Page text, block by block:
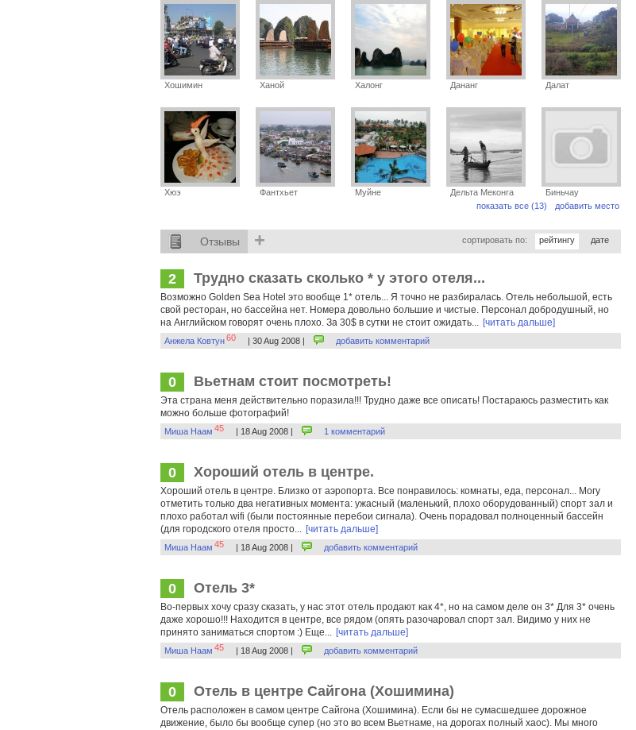
Хошимин Ханой Халонг Дананг Далат
Хюэ Фантхьет Муйне Дельта Меконга
Биньчау
добавить место
показать все (13)
Отзывы + сортировать по: рейтингу дате
2 Трудно сказать сколько * у этого отеля...
Возможно Golden Sea Hotel это вообще 1* отель... Я точно не разбиралась. Отель небольшой, есть
свой ресторан, но бассейна нет. Номера довольно большие и чистые. Персонал добродушный, но
на Английском говорят очень плохо. За 30$ в сутки не стоит ожидать... [читать дальше]
Анжела Ковтун60 | 30 Aug 2008 | добавить комментарий
0 Вьетнам стоит посмотреть!
Эта страна меня действительно поразила!!! Трудно даже все описать! Постараюсь разместить как
можно больше фотографий!
Миша Наам 45 | 18 Aug 2008 | 1 комментарий
0 Хороший отель в центре.
Хороший отель в центре. Близко от аэропорта. Все понравилось: комнаты, еда, персонал... Могу
отметить только два негативных момента: ужасный (маленький, плохо оборудованный) спорт зал и
плохо работал wifi (были постоянные перебои сигнала). Очень порадовал полноценный бассейн
(для городского отеля просто... [читать дальше]
Миша Наам 45 | 18 Aug 2008 | добавить комментарий
0 Отель 3*
Во-первых хочу сразу сказать, у нас этот отель продают как 4*, но на самом деле он 3* Для 3* очень
даже хорошо!!! Находится в центре, все рядом (опять разочаровал спорт зал. Видимо у них не
принято заниматься спортом :) Еще... [читать дальше]
Миша Наам 45 | 18 Aug 2008 | добавить комментарий
0 Отель в центре Сайгона (Хошимина)
Отель расположен в самом центре Сайгона (Хошимина). Если бы не сумасшедшее дорожное
движение, было бы вообще супер (но это во всем Вьетнаме, на дорогах полный хаос). Мы много